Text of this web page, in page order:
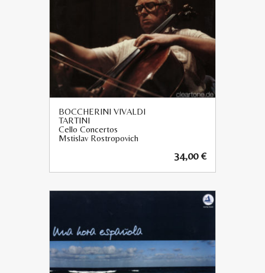
BOCCHERINI VIVALDI
TARTINI
Cello Concertos
Mstislav Rostropovich
34,00€